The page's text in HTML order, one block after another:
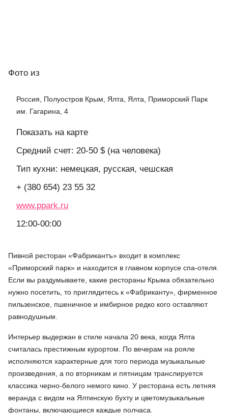
Фото из
Россия, Полуостров Крым, Ялта, Ялта, Приморский Парк
им. Гагарина, 4
Показать на карте
Средний счет: 20-50 $ (на человека)
Тип кухни: немецкая, русская, чешская
+ (380 654) 23 55 32
www.ppark.ru
12:00-00:00
Пивной ресторан «Фабрикантъ» входит в комплекс
«Приморский парк» и находится в главном корпусе спа-отеля.
Если вы раздумываете, какие рестораны Крыма обязательно
нужно посетить, то приглядитесь к «Фабриканту», фирменное
пильзенское, пшеничное и имбирное редко кого оставляют
равнодушным.
Интерьер выдержан в стиле начала 20 века, когда Ялта
считалась престижным курортом. По вечерам на рояле
исполняются характерные для того периода музыкальные
произведения, а по вторникам и пятницам транслируется
классика черно-белого немого кино. У ресторана есть летняя
веранда с видом на Ялтинскую бухту и цветомузыкальные
фонтаны, включающиеся каждые полчаса.